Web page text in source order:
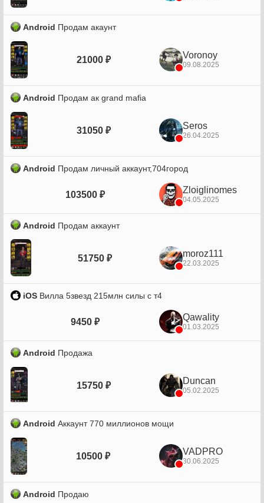
Android Продам акаунт
21000 ₽ Voronoy
09.08.2025
Android Продам ак grand mafia
31050 ₽ Seros
26.04.2025
Android Продам личный аккаунт,704город
103500 ₽ Zloiglinomes
04.05.2025
Android Продам аккаунт
51750 ₽ moroz111
22.03.2025
iOS Вилла 5звезд 215млн силы с т4
9450 ₽ Qawality
01.03.2025
Android Продажа
15750 ₽ Duncan
05.02.2025
Android Аккаунт 770 миллионов мощи
10500 ₽ VADPRO
30.06.2025
Android Продаю